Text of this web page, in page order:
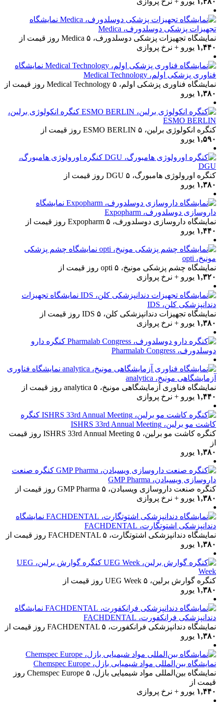
نمایشگاه
تجهیزات پزشکی دوسلدورف، Medica
نمایشگاه تجهیزات پزشکی دوسلدورف، Medica ۵ روز
قیمت از
۱,۴۴۰ یورو + نرخ پروازی
نمایشگاه
فناوری پزشکی اولم، Medical Technology
نمایشگاه فناوری پزشکی اولم، Medical Technology ۵ روز
قیمت از
۱,۳۸۰ یورو
کنگره انکولوژی برلین،
ESMO BERLIN
کنگره انکولوژی برلین، ESMO BERLIN ۵ روز
قیمت از
۱,۵۹۰ یورو
کنگره اورولوژی هامبورگ،
DGU
کنگره اورولوژی هامبورگ، DGU ۵ روز
قیمت از
۱,۳۸۰ یورو
نمایشگاه
داروسازی دوسلدورف، Expopharm
نمایشگاه داروسازی دوسلدورف، Expopharm ۵ روز
قیمت از
۱,۴۴۰ یورو
نمایشگاه چشم پزشکی
مونیخ، opti
نمایشگاه چشم پزشکی مونیخ، opti ۵ روز
قیمت از
۱,۳۲۰ یورو + نرخ پروازی
نمایشگاه تجهیزات
دندانپزشکی کلن، IDS
نمایشگاه تجهیزات دندانپزشکی کلن، IDS ۵ روز
قیمت از
۱,۳۸۰ یورو + نرخ پروازی
کنگره دارو
دوسلدورف، Pharmalab Congress
نمایشگاه فناوری
آزمایشگاهی مونیخ، analytica
نمایشگاه فناوری آزمایشگاهی مونیخ، analytica ۵ روز
قیمت از
۱,۴۴۰ یورو + نرخ پروازی
کنگره
کاشت مو برلین، ISHRS 33rd Annual Meeting
کنگره کاشت مو برلین، ISHRS 33rd Annual Meeting ۵ روز
قیمت
از
۱,۳۸۰ یورو
کنگره صنعت
داروسازی ویسبادن، GMP Pharma
کنگره صنعت داروسازی ویسبادن، GMP Pharma ۵ روز
قیمت از
۱,۳۸۰ یورو + نرخ پروازی
نمایشگاه
دندانپزشکی اشتوتگارت، FACHDENTAL
نمایشگاه دندانپزشکی اشتوتگارت، FACHDENTAL ۵ روز
قیمت از
۱,۳۸۰ یورو
کنگره گوارش برلین، UEG
Week
کنگره گوارش برلین، UEG Week ۵ روز
قیمت از
۱,۳۸۰ یورو
نمایشگاه
دندانپزشکی فرانکفورت، FACHDENTAL
نمایشگاه دندانپزشکی فرانکفورت، FACHDENTAL ۵ روز
قیمت از
۱,۳۸۰ یورو
نمایشگاه بین‌المللی مواد شیمیایی بازل، Chemspec Europe
نمایشگاه بین‌المللی مواد شیمیایی بازل، Chemspec Europe ۵ روز
قیمت از
۱,۴۴۰ یورو + نرخ پروازی